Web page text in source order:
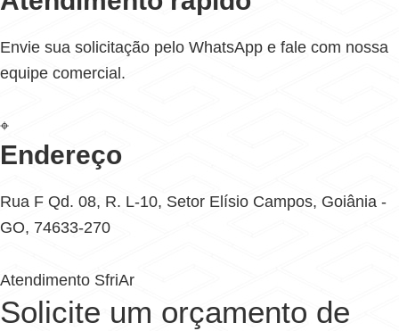
Envie sua solicitação pelo WhatsApp e fale com nossa
equipe comercial.
⌖
Endereço
Rua F Qd. 08, R. L-10, Setor Elísio Campos, Goiânia -
GO, 74633-270
Atendimento SfriAr
Solicite um orçamento de